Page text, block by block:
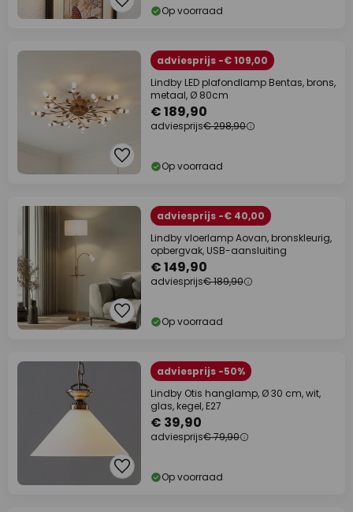
Op voorraad
adviesprijs -€ 109,00
Lindby LED plafondlamp Bentas, brons,
metaal, Ø 80cm
€ 189,90
adviesprijs€ 298,90
Op voorraad
adviesprijs -€ 40,00
Lindby vloerlamp Aovan, bronskleurig,
opbergvak, USB-aansluiting
€ 149,90
adviesprijs€ 189,90
Op voorraad
adviesprijs -50%
Lindby Otis hanglamp, Ø 30 cm, wit,
glas, kegel, E27
€ 39,90
adviesprijs€ 79,90
Op voorraad